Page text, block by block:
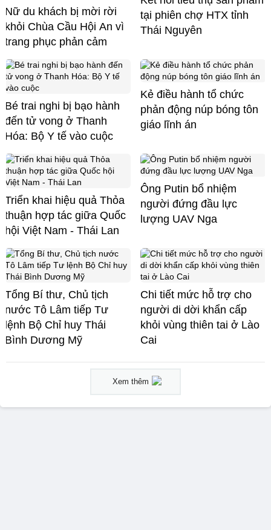
Nữ du khách bị mời rời
khỏi Chùa Cầu Hội An vì
trang phục phản cảm
tại phiên chợ HTX tỉnh
Thái Nguyên
Bé trai nghi bị bạo hành
đến tử vong ở Thanh
Hóa: Bộ Y tế vào cuộc
Kẻ điều hành tổ chức
phản động núp bóng tôn
giáo lĩnh án
Triển khai hiệu quả Thỏa
thuận hợp tác giữa Quốc
hội Việt Nam - Thái Lan
Ông Putin bổ nhiệm
người đứng đầu lực
lượng UAV Nga
Tổng Bí thư, Chủ tịch
nước Tô Lâm tiếp Tư
lệnh Bộ Chỉ huy Thái
Bình Dương Mỹ
Chi tiết mức hỗ trợ cho
người di dời khẩn cấp
khỏi vùng thiên tai ở Lào
Cai
Xem thêm